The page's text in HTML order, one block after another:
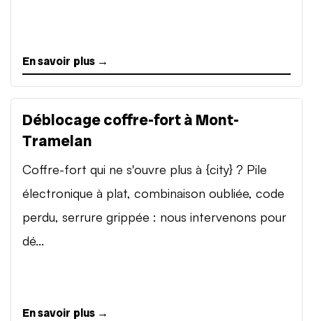
En savoir plus →
Déblocage coffre-fort à Mont-
Tramelan
Coffre-fort qui ne s'ouvre plus à {city} ? Pile
électronique à plat, combinaison oubliée, code
perdu, serrure grippée : nous intervenons pour
dé...
En savoir plus →